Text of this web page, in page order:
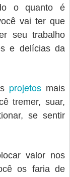
o quanto é
vai ter que
seu trabalho
e delícias da
projetos mais
tremer, suar,
se sentir
valor nos
os faria de